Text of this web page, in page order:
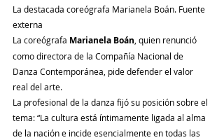
La destacada coreógrafa Marianela Boán. Fuente
externa
La coreógrafa Marianela Boán , quien renunció
como directora de la Compañía Nacional de
Danza Contemporánea, pide defender el valor
real del arte.
La profesional de la danza fijó su posición sobre el
tema: “La cultura está íntimamente ligada al alma
de la nación e incide esencialmente en todas las